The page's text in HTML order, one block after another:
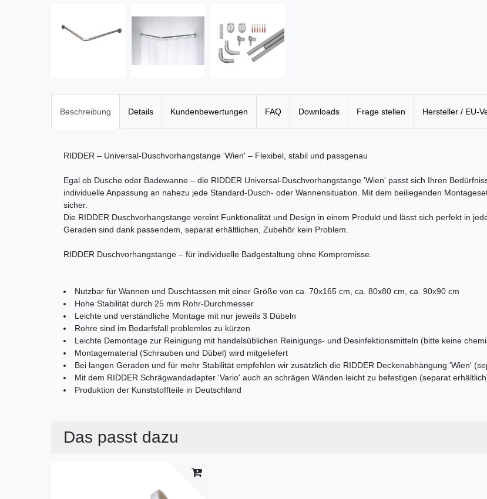
Beschreibung Details Kundenbewertungen FAQ Downloads Frage stellen Hersteller / EU-
RIDDER – Universal-Duschvorhangstange 'Wien' – Flexibel, stabil und passgenau
Egal ob Dusche oder Badewanne – die RIDDER Universal-Duschvorhangstange 'Wien' passt sich Ihren
individuelle Anpassung an nahezu jede Standard-Dusch- oder Wannensituation. Mit dem beiliegenden
sicher.
Die RIDDER Duschvorhangstange vereint Funktionalität und Design in einem Produkt und lässt sich perfekt in
Geraden sind dank passendem, separat erhältlichen, Zubehör kein Problem.
RIDDER Duschvorhangstange – für individuelle Badgestaltung ohne Kompromisse.
Nutzbar für Wannen und Duschtassen mit einer Größe von ca. 70x165 cm, ca. 80x80 cm, ca. 90x90 cm
Hohe Stabilität durch 25 mm Rohr-Durchmesser
Leichte und verständliche Montage mit nur jeweils 3 Dübeln
Rohre sind im Bedarfsfall problemlos zu kürzen
Leichte Demontage zur Reinigung mit handelsüblichen Reinigungs- und Desinfektionsmitteln (bitte keine
Montagematerial (Schrauben und Dübel) wird mitgeliefert
Bei langen Geraden und für mehr Stabilität empfehlen wir zusätzlich die RIDDER Deckenabhängung 'Wien'
Mit dem RIDDER Schrägwandadapter 'Vario' auch an schrägen Wänden leicht zu befestigen (separat
Produktion der Kunststoffteile in Deutschland
Das passt dazu